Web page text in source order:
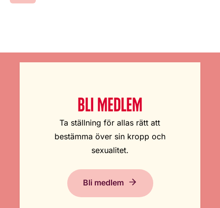
BLI MEDLEM
Ta ställning för allas rätt att
bestämma över sin kropp och
sexualitet.
Bli medlem